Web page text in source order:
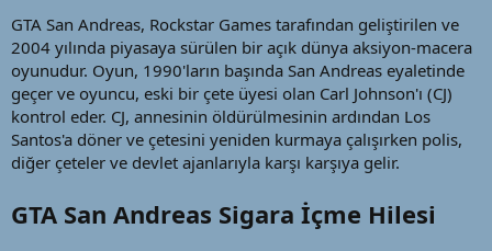
t
a
n
r
i
h
i
GTA San Andreas, Rockstar Games tarafından geliştirilen ve
2004 yılında piyasaya sürülen bir açık dünya aksiyon-macera
oyunudur. Oyun, 1990'ların başında San Andreas eyaletinde
geçer ve oyuncu, eski bir çete üyesi olan Carl Johnson'ı (CJ)
kontrol eder. CJ, annesinin öldürülmesinin ardından Los
Santos'a döner ve çetesini yeniden kurmaya çalışırken polis,
diğer çeteler ve devlet ajanlarıyla karşı karşıya gelir.
GTA San Andreas Sigara İçme Hilesi